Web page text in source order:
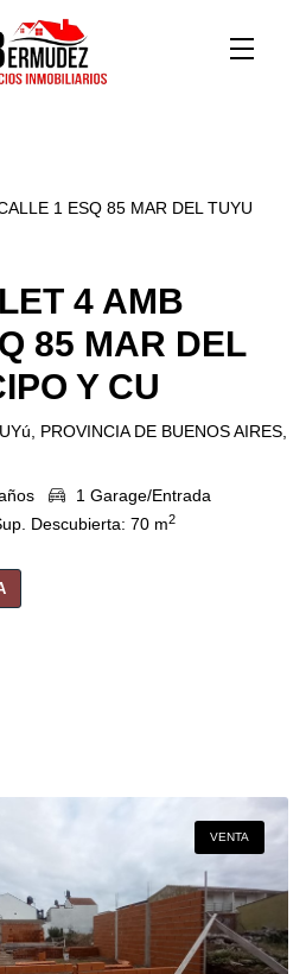
1 ESQ 85 MAR DEL TUYU
4 AMB
85 MAR DEL
Y CU
PROVINCIA DE BUENOS AIRES,
1 Garage/Entrada
Descubierta: 70 m2
VENTA